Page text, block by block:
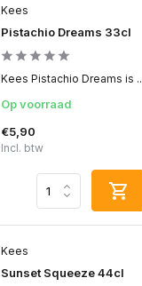
Kees
Pistachio Dreams 33cl
Kees Pistachio Dreams is
Op voorraad
€5,90
Incl. btw
Kees
Sunset Squeeze 44cl